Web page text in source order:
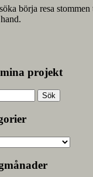
börja resa
projekt